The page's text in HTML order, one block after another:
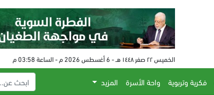
الخميس ٢٢ صفر ١٤٤٨ هـ - 6 أغسطس 2026 م - الساعة 03:58 م
فكرية وتربوية واحة الأسرة
المزيد